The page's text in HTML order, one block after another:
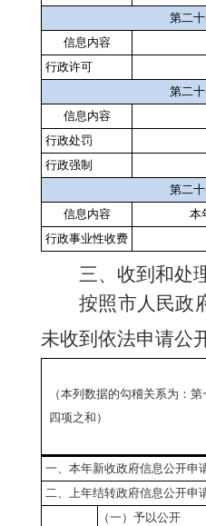
第二
信息内容
行政许可
第二
信息内容
行政处罚
行政强制
第二
信息内容
本
行政事业性收费
三、收到和处
按照市人民政
未收到依法申请公
（本列数据的勾稽关系为：
四项之和）
一、本年新收政府信息公开申
二、上年结转政府信息公开申
（一）予以公开